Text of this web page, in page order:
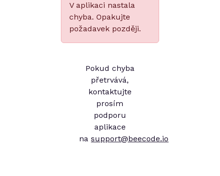
V aplikaci nastala
chyba. Opakujte
požadavek později.
Pokud chyba
přetrvává,
kontaktujte
prosím
podporu
aplikace
nasupport@beecode.io